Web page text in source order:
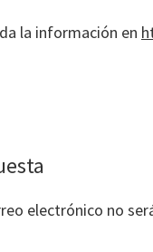
la información en
electrónico no